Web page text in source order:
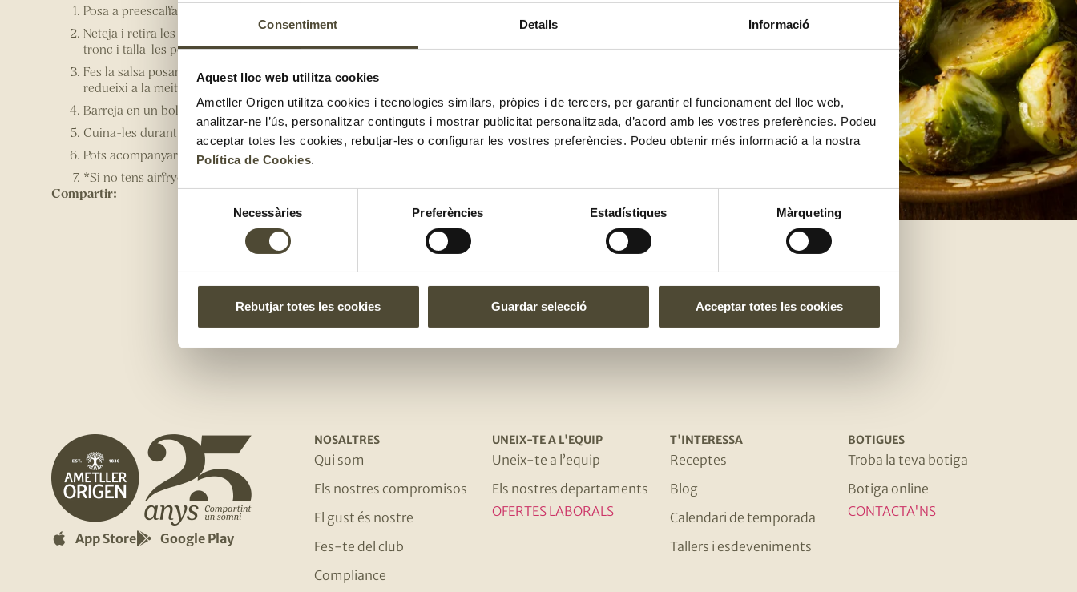
Consentiment Detalls Informació
Aquest lloc web utilitza cookies
Ametller Origen utilitza cookies i tecnologies similars, pròpies i de tercers, per garantir el funcionament del lloc web,
analitzar-ne l’ús, personalitzar continguts i mostrar publicitat personalitzada, d’acord amb les vostres preferències. Podeu
acceptar totes les cookies, rebutjar-les o configurar les vostres preferències. Podeu obtenir més informació a la nostra
Política de Cookies.
consentiment
Necessàries Preferències Estadístiques Màrqueting
Rebutjar totes les cookies Guardar selecció Acceptar totes les cookies
Posa a preescalfar l’airfryer a 180 graus.
Neteja i retira les fulles més lletges de les cols de Brussel·les, retalla la part seca del
tronc i talla-les per la meitat.
Fes la salsa posant tots els ingredients dins d’un cassó i cuinant-ho fins que es
redueixi a la meitat.
Barreja en un bol les cols i la salsa. Reserva’t una mica de salsa per a després.
Cuina-les durant 10 - 15 minuts.
Pots acompanyar-les amb una torrada amb formatge fresc i una mica de la salsa.
*Si no tens airfryer, fes-les al forn!
Compartir:
El gust és nostre
App Store Google Play
NOSALTRES
Qui som
Els nostres compromisos
El gust és nostre
Fes-te del club
Compliance
UNEIX-TE A L'EQUIP
Uneix-te a l’equip
Els nostres departaments
OFERTES LABORALS
T'INTERESSA
Receptes
Blog
Calendari de temporada
Tallers i esdeveniments
BOTIGUES
Troba la teva botiga
Botiga online
CONTACTA'NS